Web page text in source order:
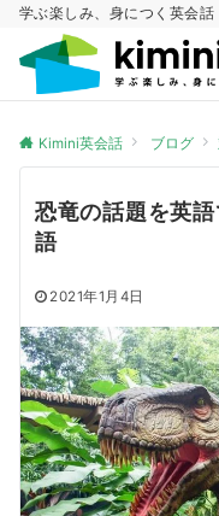
学ぶ楽しみ、身につく英会話
Kimini英会話 ブログ
恐竜の話題を英
語
2021年1月4日